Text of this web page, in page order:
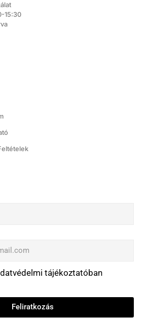
15:30
tájékoztatóban
Feliratkozás